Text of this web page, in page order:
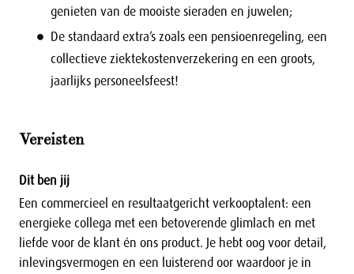
genieten van de mooiste sieraden en juwelen;
De standaard extra’s zoals een pensioenregeling, een
collectieve ziektekostenverzekering en een groots,
jaarlijks personeelsfeest!
Vereisten
Dit ben jij
Een commercieel en resultaatgericht verkooptalent: een
energieke collega met een betoverende glimlach en met
liefde voor de klant én ons product. Je hebt oog voor detail,
inlevingsvermogen en een luisterend oor waardoor je in